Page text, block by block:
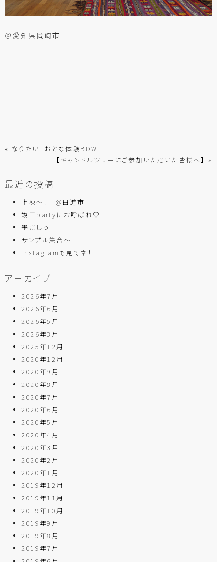
＠愛知県岡崎市
« なりたい!!おとな体験BDW!!
【キャンドルツリーにご参加いただいた皆様へ】 »
最近の投稿
上棟～！ @日進市
竣工partyにお呼ばれ♡
墨だしっ
サンプル集合～！
Instagramも見てネ！
アーカイブ
2026年7月
2026年6月
2026年5月
2026年3月
2025年12月
2020年12月
2020年9月
2020年8月
2020年7月
2020年6月
2020年5月
2020年4月
2020年3月
2020年2月
2020年1月
2019年12月
2019年11月
2019年10月
2019年9月
2019年8月
2019年7月